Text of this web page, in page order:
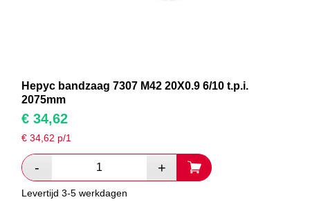
Hepyc bandzaag 7307 M42 20X0.9 6/10 t.p.i.
2075mm
€ 34,62
€34,62 p/1
Levertijd 3-5 werkdagen